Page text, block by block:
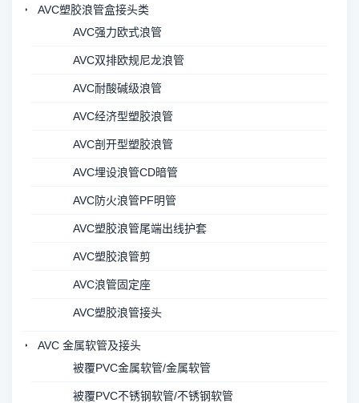
AVC塑胶浪管盒接头类
AVC强力欧式浪管
AVC双排欧规尼龙浪管
AVC耐酸碱级浪管
AVC经济型塑胶浪管
AVC剖开型塑胶浪管
AVC埋设浪管CD暗管
AVC防火浪管PF明管
AVC塑胶浪管尾端出线护套
AVC塑胶浪管剪
AVC浪管固定座
AVC塑胶浪管接头
AVC 金属软管及接头
被覆PVC金属软管/金属软管
被覆PVC不锈钢软管/不锈钢软管